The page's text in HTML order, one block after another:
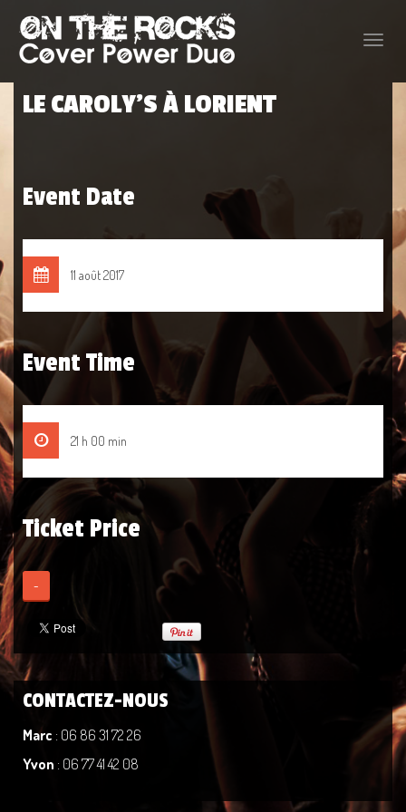
Toggle
LE CAROLY’S À LORIENT
Event Date
11 août 2017
Event Time
21 h 00 min
Ticket Price
-
CONTACTEZ-NOUS
Marc : 06 86 31 72 26
Yvon : 06 77 41 42 08